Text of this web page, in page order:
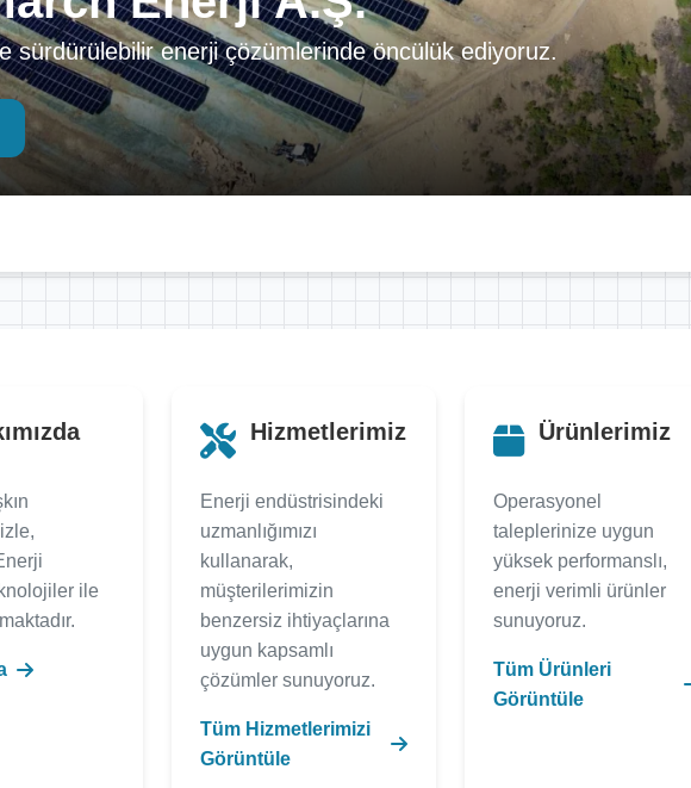
sürdürülebilir enerji çözümlerinde öncülük ediyoruz.
ile
Hizmetlerimiz
Enerji endüstrisindeki
uzmanlığımızı
kullanarak,
müşterilerimizin
benzersiz ihtiyaçlarına
uygun kapsamlı
çözümler sunuyoruz.
Tüm Hizmetlerimizi
Görüntüle
Ürünlerimiz
Operasyonel
taleplerinize uygun
yüksek performanslı,
enerji verimli ürünler
sunuyoruz.
Tüm Ürünleri
Görüntüle